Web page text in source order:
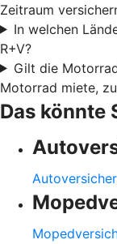
Zeitraum
In welchen
R+V?
Gilt die
Motorrad miete,
Das könnte